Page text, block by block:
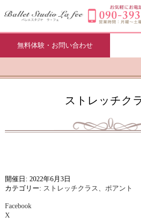
無料体験・お問い合わせ
ストレッチク
開催日: 2022年6月3日
カテゴリー: ストレッチクラス、ポアント
Facebook
X